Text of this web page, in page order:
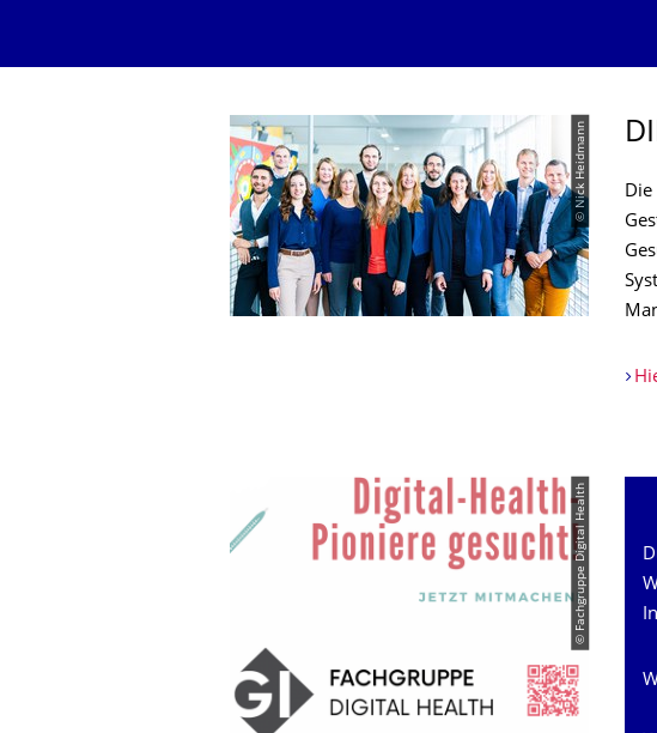
© Nick Heidmann
Die
© Fachgruppe Digital Health